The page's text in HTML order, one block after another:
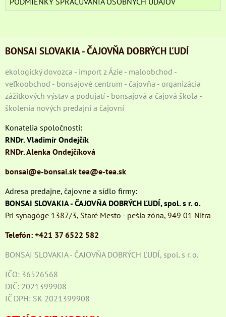
BONSAI SLOVAKIA - ČAJOVŇA DOBRÝCH ĽUDÍ
ekologický dovozca - import z Ázie - maloobchod -
veľkoobchod - bonsajové centrum - čajovňa - organizácia
zážitkových výstav a podujatí - bonsajová a čajová škola -
školenia nových predajní a čajovní
Konatelia spoločnosti:
RNDr. Vladimír Ondejčík
RNDr. Alenka Ondejčíková
bonsai@e-bonsai.sk tea@e-tea.sk
Adresa predajne, čajovne a sídlo firmy:
BONSAI SLOVAKIA - ČAJOVŇA DOBRÝCH ĽUDÍ, spol. s r. o.
Pri synagóge 1387/3, Staré Mesto - pešia zóna, 949 01 Nitra
Telefón: +421 37 6522 582
BONSAI SLOVAKIA - ČAJOVŇA DOBRÝCH ĽUDÍ, spol. s r. o.
IČO: 36526568
DIČ: 2021399908
IČ DPH: SK 2021399908